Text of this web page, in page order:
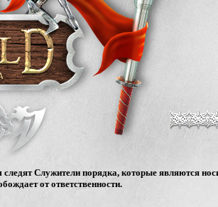
Служители порядка, которые являются
от ответственности.